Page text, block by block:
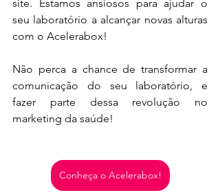
site. Estamos ansiosos para ajudar o
seu laboratório a alcançar novas alturas
com o Acelerabox!
Não perca a chance de transformar a
comunicação do seu laboratório, e
fazer parte dessa revolução no
marketing da saúde!
Conheça o Acelerabox!